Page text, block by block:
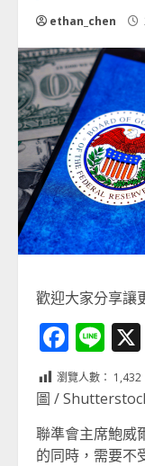
ethan_chen
歡迎大家分享讓
瀏覽人數： 1,432
圖 /
聯準會主席鮑威
的同時，需要不